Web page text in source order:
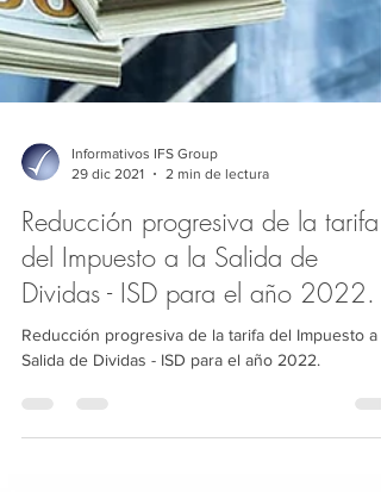
Informativos IFS Group
29 dic 2021
2 min de lectura
Reducción progresiva de la tarifa
del Impuesto a la Salida de
Dividas - ISD para el año 2022.